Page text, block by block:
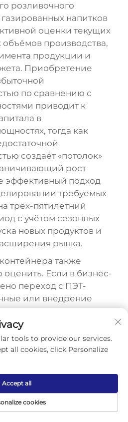
розливочного
напитков
оценки текущих
производства,
продукции и
Приобретение
по сравнению с
приводит к
в
тогда как
создаёт «потолок»
рост
эффективный подход
требуемых
трёх-пятилетний
с учётом сезонных
новых продуктов и
рынка.
также
оценить. Если в бизнес-
переход с ПЭТ-
или внедрение
машина для
напитков должна
чтобы обеспечить эти
замены
переналадки под
регулировки и
для
— это
которым зачастую
tools to provide our services.
all cookies, click Personalize
cookies
Accept all